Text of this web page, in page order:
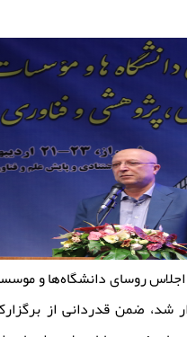
اجلاس روسای دانشگاه‌ها و
شد، ضمن قدردانی از